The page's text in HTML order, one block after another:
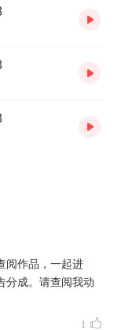
阅作品，一起进
分成。请查阅我动
1